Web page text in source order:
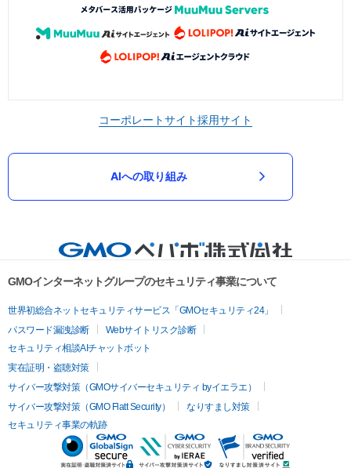
コーポレートサイト採用サイト
AIへの取り組み
GMOインターネットグループのセキュリティ事業について
世界初総合ネットセキュリティサービス「GMOセキュリティ24」
パスワード漏洩診断
Webサイトリスク診断
セキュリティ相談AIチャットボット
実在証明・盗聴対策
サイバー攻撃対策（GMOサイバーセキュリティ byイエラエ）
サイバー攻撃対策（GMO Flatt Security）
なりすまし対策
セキュリティ事業の軌跡